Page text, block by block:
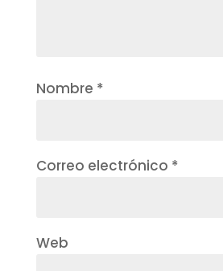
Nombre *
Correo electrónico *
Web